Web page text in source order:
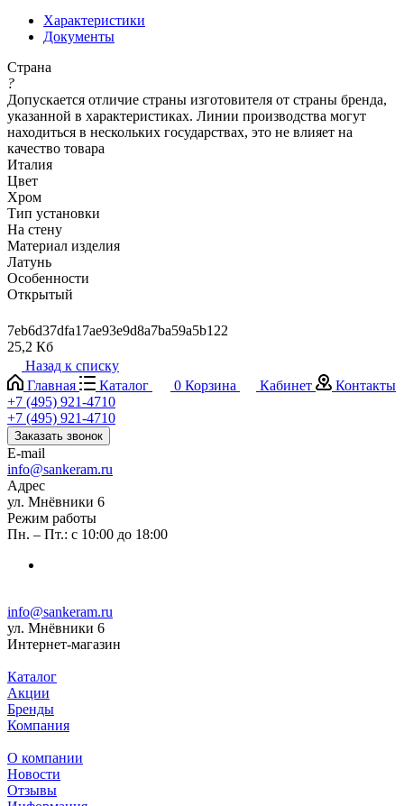
Характеристики
Документы
Страна
?
Допускается отличие страны изготовителя от страны бренда,
указанной в характеристиках. Линии производства могут
находиться в нескольких государствах, это не влияет на
качество товара
Италия
Цвет
Хром
Тип установки
На стену
Материал изделия
Латунь
Особенности
Открытый
7eb6d37dfa17ae93e9d8a7ba59a5b122
25,2 Кб
Назад к списку
Главная
Каталог 0 Корзина Кабинет
Контакты
+7 (495) 921-4710
+7 (495) 921-4710
Заказать звонок
E-mail
info@sankeram.ru
Адрес
ул. Мнёвники 6
Режим работы
Пн. – Пт.: с 10:00 до 18:00
info@sankeram.ru
ул. Мнёвники 6
Интернет-магазин
Каталог
Акции
Бренды
Компания
О компании
Новости
Отзывы